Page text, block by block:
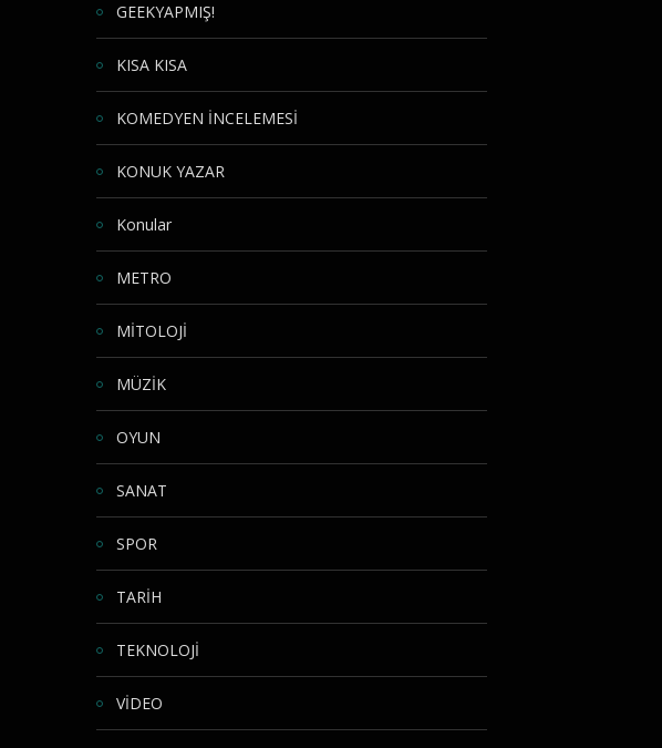
GEEKYAPMIŞ!
KISA KISA
KOMEDYEN İNCELEMESİ
KONUK YAZAR
Konular
METRO
MİTOLOJİ
MÜZİK
OYUN
SANAT
SPOR
TARİH
TEKNOLOJİ
VİDEO